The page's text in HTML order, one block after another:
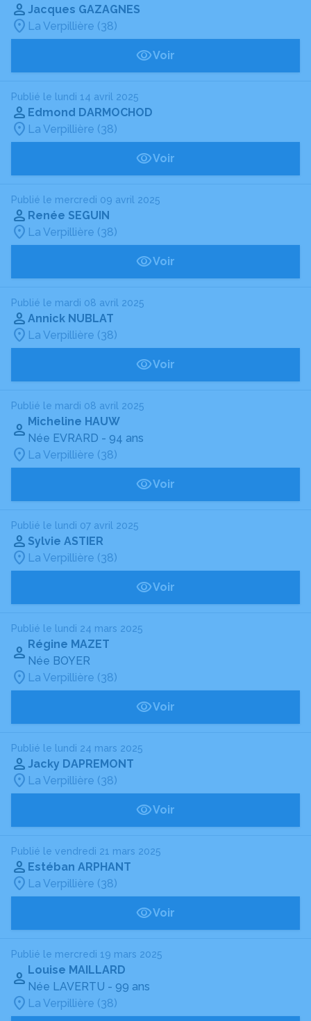
Jacques GAZAGNES
La Verpillière (38)
Voir
Publié le lundi 14 avril 2025
Edmond DARMOCHOD
La Verpillière (38)
Voir
Publié le mercredi 09 avril 2025
Renée SEGUIN
La Verpillière (38)
Voir
Publié le mardi 08 avril 2025
Annick NUBLAT
La Verpillière (38)
Voir
Publié le mardi 08 avril 2025
Micheline HAUW
Née EVRARD - 94 ans
La Verpillière (38)
Voir
Publié le lundi 07 avril 2025
Sylvie ASTIER
La Verpillière (38)
Voir
Publié le lundi 24 mars 2025
Régine MAZET
Née BOYER
La Verpillière (38)
Voir
Publié le lundi 24 mars 2025
Jacky DAPREMONT
La Verpillière (38)
Voir
Publié le vendredi 21 mars 2025
Estéban ARPHANT
La Verpillière (38)
Voir
Publié le mercredi 19 mars 2025
Louise MAILLARD
Née LAVERTU - 99 ans
La Verpillière (38)